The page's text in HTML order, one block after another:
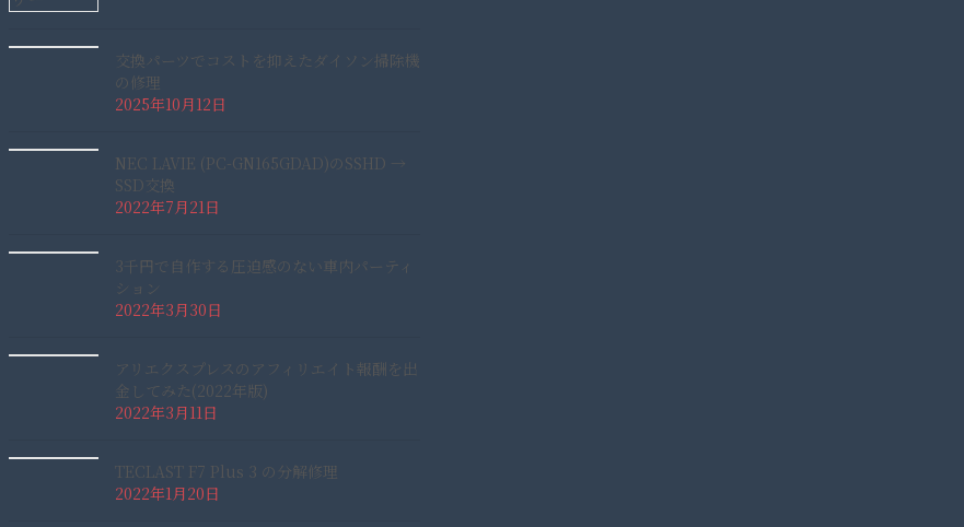
交換パーツでコストを抑えたダイソン掃除機
の修理
2025年10月12日
NEC LAVIE (PC-GN165GDAD)のSSHD →
SSD交換
2022年7月21日
3千円で自作する圧迫感のない車内パーティ
ション
2022年3月30日
アリエクスプレスのアフィリエイト報酬を出
金してみた(2022年版)
2022年3月11日
TECLAST F7 Plus 3 の分解修理
2022年1月20日